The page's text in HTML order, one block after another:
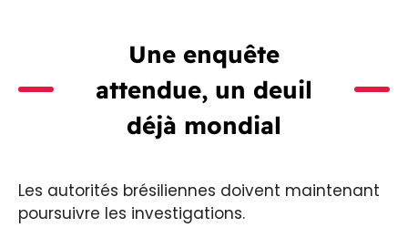
Une enquête
attendue, un deuil
déjà mondial
Les autorités brésiliennes doivent maintenant
poursuivre les investigations.